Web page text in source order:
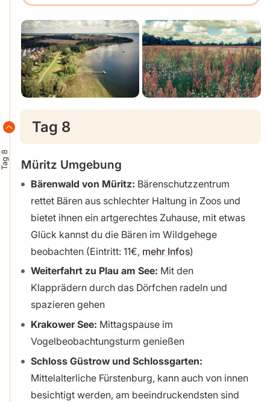
Tag 8
Tag 8
Müritz Umgebung
Bärenwald von Müritz: Bärenschutzzentrum
rettet Bären aus schlechter Haltung in Zoos und
bietet ihnen ein artgerechtes Zuhause, mit etwas
Glück kannst du die Bären im Wildgehege
beobachten (Eintritt: 11€, mehr Infos)
Weiterfahrt zu Plau am See: Mit den
Klapprädern durch das Dörfchen radeln und
spazieren gehen
Krakower See: Mittagspause im
Vogelbeobachtungsturm genießen
Schloss Güstrow und Schlossgarten:
Mittelalterliche Fürstenburg, kann auch von innen
besichtigt werden, am beeindruckendsten sind